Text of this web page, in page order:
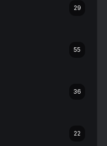
29
55
36
22